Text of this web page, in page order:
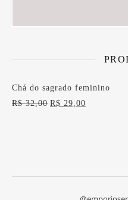
Chá do sagrado feminino
R$32,00 O preço original
R$ 29,00